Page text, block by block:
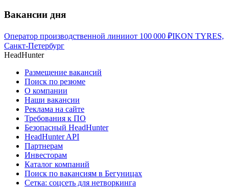
Вакансии дня
Оператор производственной линииот 100 000 ₽IKON TYRES,
Санкт-Петербург
HeadHunter
Размещение вакансий
Поиск по резюме
О компании
Наши вакансии
Реклама на сайте
Требования к ПО
Безопасный HeadHunter
HeadHunter API
Партнерам
Инвесторам
Каталог компаний
Поиск по вакансиям в Бегуницах
Сетка: соцсеть для нетворкинга